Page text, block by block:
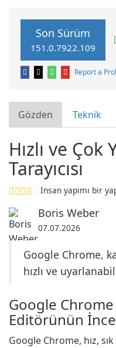
Son Sürüm
151.0.7922.109
Report a
Gözden Teknik
Hızlı ve Çok
Tarayıcısı
İnsan yapımı bir
Boris Weber
07.07.2026
Google Chrome,
hızlı ve
Google Chrome
Editörünün
Google Chrome, hız,